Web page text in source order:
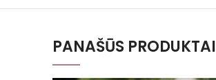
PANAŠŪS PRODUKTAI